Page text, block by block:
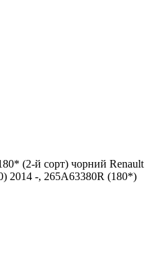
(2-й сорт) чорний Renault
2014 -, 265А63380R (180*)